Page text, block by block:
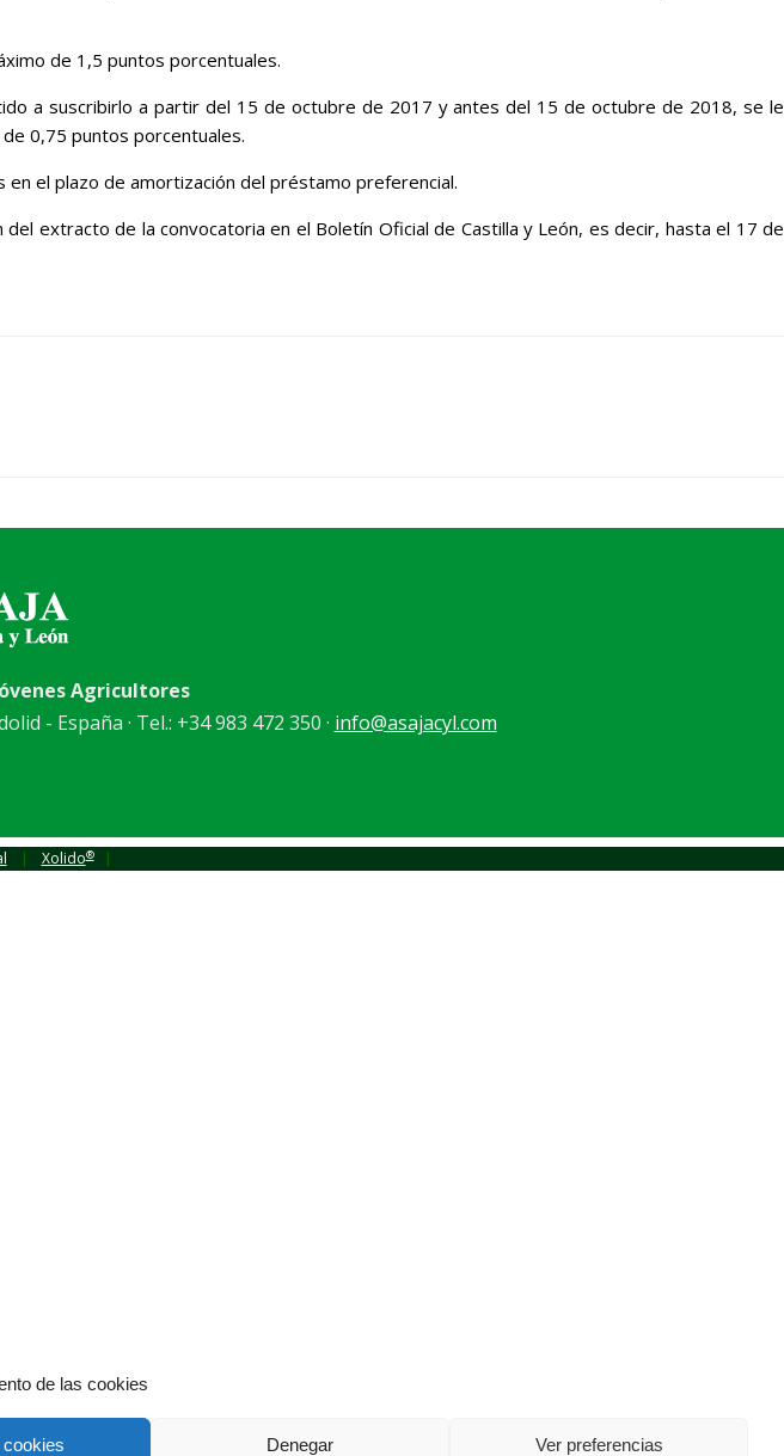
de las cookies
Denegar Ver preferencias
de 1,5 puntos porcentuales.
a suscribirlo a partir del 15 de octubre de 2017 y antes del 15 de octubre de 2018, se le
0,75 puntos porcentuales.
el plazo de amortización del préstamo preferencial.
extracto de la convocatoria en el Boletín Oficial de Castilla y León, es decir, hasta el 17 de
Agricultores
- España · Tel.: +34 983 472 350 · info@asajacyl.com
| Xolido® |